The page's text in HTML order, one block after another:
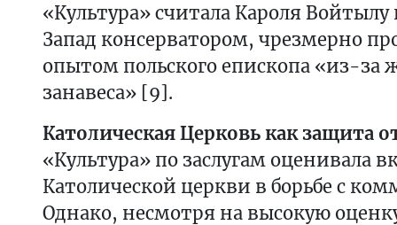
«Культура» считала Кароля
Запад консерватором, чрезмерно
опытом польского епископа «из-за
занавеса» [9].
Католическая Церковь как защита
«Культура» по заслугам оценивала
Католической церкви в борьбе с
Однако, несмотря на высокую